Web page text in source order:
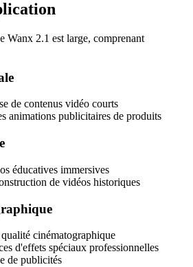
Wanx 2.1 est large, comprenant
de contenus vidéo courts
animations publicitaires de produits
éducatives immersives
de vidéos historiques
cinématographique
d'effets spéciaux professionnelles
de publicités